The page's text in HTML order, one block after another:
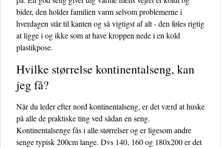
bider, den holder familien varm selvom problemerne i
hverdagen står til kanten og så vigtigst af alt - den føles rigtig
at ligge i og ikke som at have kroppen nede i en kold
plastikpose.
Hvilke størrelse kontinentalseng, kan
jeg få?
Når du leder efter nord kontinentalseng, er det værd at huske
på alle de praktiske ting ved sådan en seng.
Kontinentalsenge fås i alle størrelser og er ligesom andre
senge typisk 200cm lange. Dvs 140, 160 og 180x200 er det